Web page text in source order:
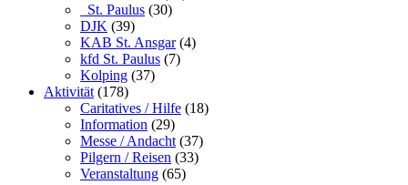
_St. Paulus (30)
DJK (39)
KAB St. Ansgar(4)
kfd St. Paulus (7)
Kolping (37)
Aktivität (178)
Caritatives / Hilfe (18)
Information (29)
Messe / Andacht (37)
Pilgern / Reisen (33)
Veranstaltung (65)